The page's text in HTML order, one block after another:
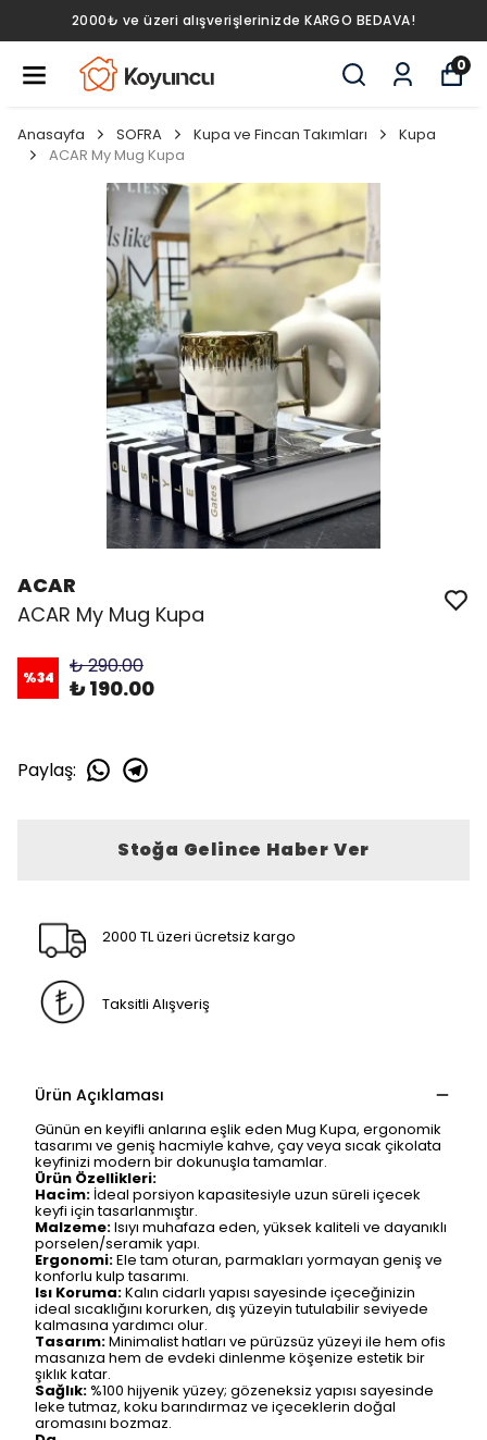
2000₺ ve üzeri alışverişlerinizde KARGO BEDAVA!
0
Anasayfa SOFRA Kupa ve Fincan Takımları
Kupa
ACAR My Mug Kupa
ACAR
ACAR My Mug Kupa
%34 ₺ 290.00
₺ 190.00
Paylaş:
Stoğa Gelince Haber Ver
2000 TL üzeri ücretsiz kargo
Taksitli Alışveriş
Ürün Açıklaması
Günün en keyifli anlarına eşlik eden Mug Kupa, ergonomik
tasarımı ve geniş hacmiyle kahve, çay veya sıcak çikolata
keyfinizi modern bir dokunuşla tamamlar.
Ürün Özellikleri:
Hacim: İdeal porsiyon kapasitesiyle uzun süreli içecek
keyfi için tasarlanmıştır.
Malzeme:Isıyı muhafaza eden, yüksek kaliteli ve dayanıklı
porselen/seramik yapı.
Ergonomi:Ele tam oturan, parmakları yormayan geniş ve
konforlu kulp tasarımı.
Isı Koruma:Kalın cidarlı yapısı sayesinde içeceğinizin
ideal sıcaklığını korurken, dış yüzeyin tutulabilir seviyede
kalmasına yardımcı olur.
Tasarım:Minimalist hatları ve pürüzsüz yüzeyi ile hem ofis
masanıza hem de evdeki dinlenme köşenize estetik bir
şıklık katar.
Sağlık:%100 hijyenik yüzey; gözeneksiz yapısı sayesinde
leke tutmaz, koku barındırmaz ve içeceklerin doğal
aromasını bozmaz.